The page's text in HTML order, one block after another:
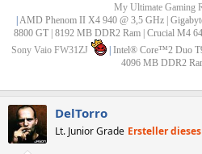
My Ultimate Gaming
| AMD Phenom II X4 940 @ 3,5 GHz |
8800 GT | 8192 MB DDR2 Ram | Crucial M4
Sony Vaio FW31ZJ
| Intel® Core™2 Duo
4096 MB DDR2
DelTorro
Lt. Junior Grade Ersteller